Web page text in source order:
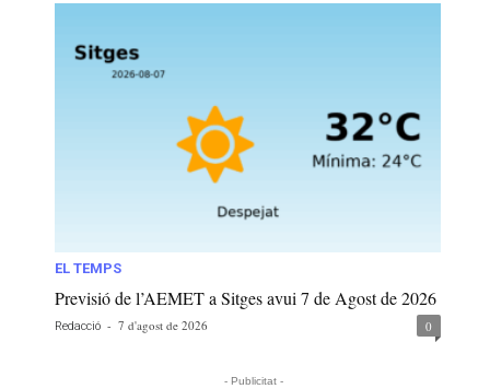
EL TEMPS
Previsió de l’AEMET a Sitges avui 7 de Agost de 2026
Redacció - 7 d'agost de 2026 0
- Publicitat -